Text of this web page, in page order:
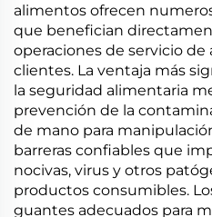
alimentos ofrecen
que benefician
operaciones de servicio
clientes. La ventaja más
la seguridad alimentaria
prevención de la
de mano para
barreras confiables que
nocivas, virus y otros
productos consumibles.
guantes adecuados para